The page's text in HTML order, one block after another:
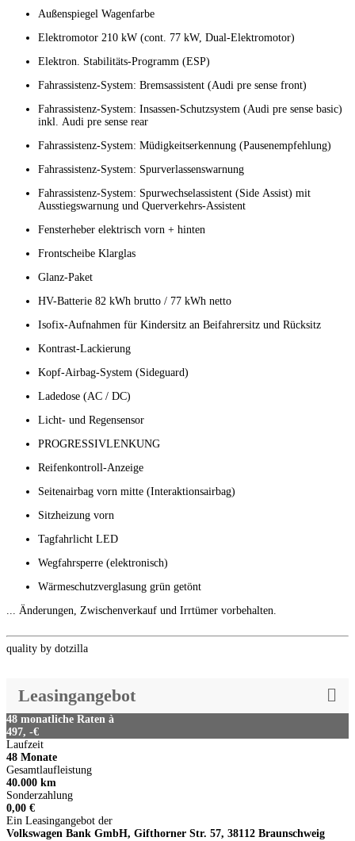
Außenspiegel Wagenfarbe
Elektromotor 210 kW (cont. 77 kW, Dual-Elektromotor)
Elektron. Stabilitäts-Programm (ESP)
Fahrassistenz-System: Bremsassistent (Audi pre sense front)
Fahrassistenz-System: Insassen-Schutzsystem (Audi pre sense basic)
inkl. Audi pre sense rear
Fahrassistenz-System: Müdigkeitserkennung (Pausenempfehlung)
Fahrassistenz-System: Spurverlassenswarnung
Fahrassistenz-System: Spurwechselassistent (Side Assist) mit
Ausstiegswarnung und Querverkehrs-Assistent
Fensterheber elektrisch vorn + hinten
Frontscheibe Klarglas
Glanz-Paket
HV-Batterie 82 kWh brutto / 77 kWh netto
Isofix-Aufnahmen für Kindersitz an Beifahrersitz und Rücksitz
Kontrast-Lackierung
Kopf-Airbag-System (Sideguard)
Ladedose (AC / DC)
Licht- und Regensensor
PROGRESSIVLENKUNG
Reifenkontroll-Anzeige
Seitenairbag vorn mitte (Interaktionsairbag)
Sitzheizung vorn
Tagfahrlicht LED
Wegfahrsperre (elektronisch)
Wärmeschutzverglasung grün getönt
... Änderungen, Zwischenverkauf und Irrtümer vorbehalten.
quality by dotzilla
Leasingangebot
48 monatliche Raten à
497, -€
Laufzeit
48 Monate
Gesamtlaufleistung
40.000 km
Sonderzahlung
0,00 €
Ein Leasingangebot der
Volkswagen Bank GmbH, Gifthorner Str. 57, 38112 Braunschweig